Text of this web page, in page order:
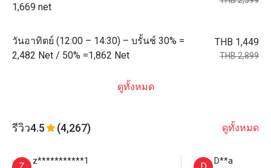
1,669 net
วันอาทิตย์ (12:00 – 14:30) – บรั้นช์ 30% =
2,482 Net / 50% =1,862 Net
THB 1,449
THB 2,899
ดูทั้งหมด
รีวิว4.5 (4,267) ดูทั้งหมด
z***********1
D**a